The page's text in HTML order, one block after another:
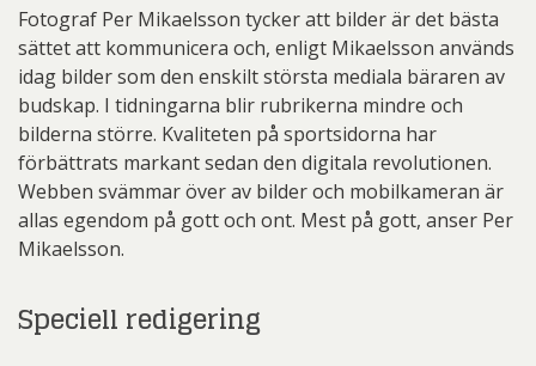
Fotograf Per Mikaelsson tycker att bilder är det bästa
sättet att kommunicera och, enligt Mikaelsson används
idag bilder som den enskilt största mediala bäraren av
budskap. I tidningarna blir rubrikerna mindre och
bilderna större. Kvaliteten på sportsidorna har
förbättrats markant sedan den digitala revolutionen.
Webben svämmar över av bilder och mobilkameran är
allas egendom på gott och ont. Mest på gott, anser Per
Mikaelsson.
Speciell redigering